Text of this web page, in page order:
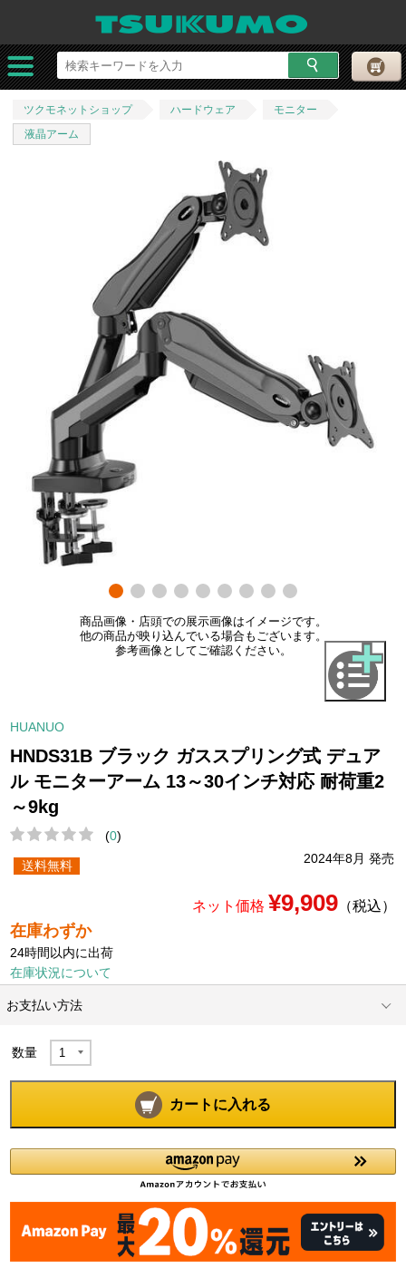
ツクモネットショップ ハードウェア
モニター
液晶アーム
商品画像・店頭での展示画像はイメージです。
他の商品が映り込んでいる場合もございます。
参考画像としてご確認ください。
HUANUO
HNDS31B ブラック ガススプリング式 デュア
ル モニターアーム 13～30インチ対応 耐荷重2
～9kg
(0)
2024年8月 発売
送料無料
ネット価格 ¥9,909（税込）
在庫わずか
24時間以内に出荷
在庫状況について
お支払い方法
数量
カートに入れる